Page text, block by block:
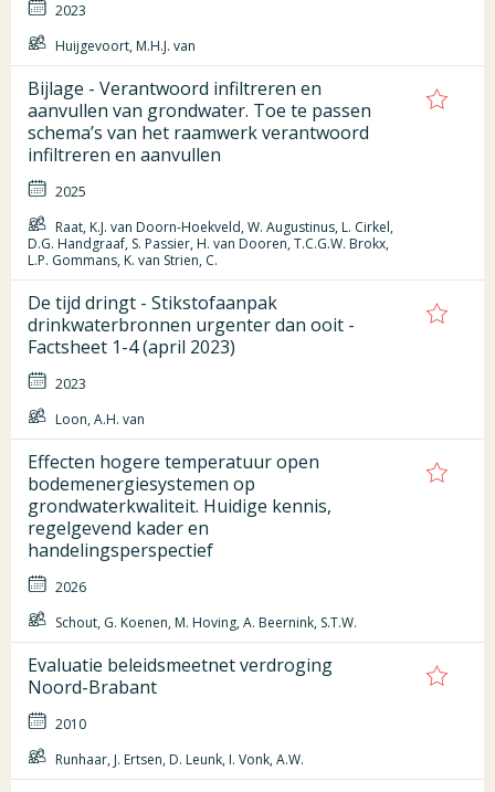
2023
Huijgevoort, M.H.J. van
Bijlage - Verantwoord infiltreren en
aanvullen van grondwater. Toe te passen
schema’s van het raamwerk verantwoord
infiltreren en aanvullen
2025
Raat, K.J. van Doorn-Hoekveld, W. Augustinus, L. Cirkel,
D.G. Handgraaf, S. Passier, H. van Dooren, T.C.G.W. Brokx,
L.P. Gommans, K. van Strien, C.
De tijd dringt - Stikstofaanpak
drinkwaterbronnen urgenter dan ooit -
Factsheet 1-4 (april 2023)
2023
Loon, A.H. van
Effecten hogere temperatuur open
bodemenergiesystemen op
grondwaterkwaliteit. Huidige kennis,
regelgevend kader en
handelingsperspectief
2026
Schout, G. Koenen, M. Hoving, A. Beernink, S.T.W.
Evaluatie beleidsmeetnet verdroging
Noord-Brabant
2010
Runhaar, J. Ertsen, D. Leunk, I. Vonk, A.W.